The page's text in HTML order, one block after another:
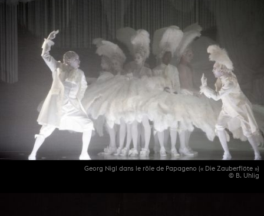
Georg Nigl dans le rôle de Papageno (« Die Zauberflöte »)
© B. Uhlig